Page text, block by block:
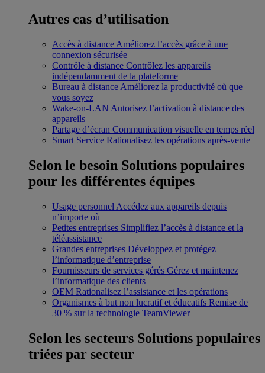
Autres cas d’utilisation
Accès à distance Améliorez l’accès grâce à une
connexion sécurisée
Contrôle à distance Contrôlez les appareils
indépendamment de la plateforme
Bureau à distance Améliorez la productivité où que
vous soyez
Wake-on-LAN Autorisez l’activation à distance des
appareils
Partage d’écran Communication visuelle en temps réel
Smart Service Rationalisez les opérations après-vente
Selon le besoin Solutions populaires
pour les différentes équipes
Usage personnel Accédez aux appareils depuis
n’importe où
Petites entreprises Simplifiez l’accès à distance et la
téléassistance
Grandes entreprises Développez et protégez
l’informatique d’entreprise
Fournisseurs de services gérés Gérez et maintenez
l’informatique des clients
OEM Rationalisez l’assistance et les opérations
Organismes à but non lucratif et éducatifs Remise de
30 % sur la technologie TeamViewer
Selon les secteurs Solutions populaires
triées par secteur